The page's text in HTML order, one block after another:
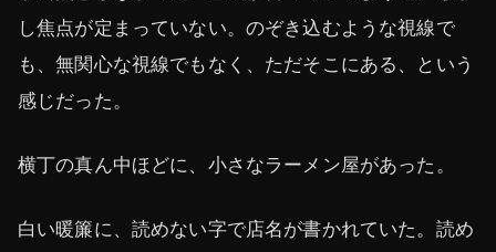
し焦点が定まっていない。のぞき込むような視線で
も、無関心な視線でもなく、ただそこにある、という
感じだった。
横丁の真ん中ほどに、小さなラーメン屋があった。
白い暖簾に、読めない字で店名が書かれていた。読め